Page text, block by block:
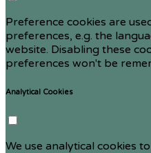
Preference cookies are
preferences, e.g. the
website. Disabling these
preferences won't be
Analytical Cookies
We use analytical cookies